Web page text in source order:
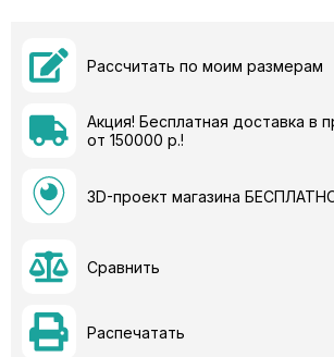
Рассчитать по моим размерам
Акция! Бесплатная доставка в
от 150000 р.!
3D-проект магазина
Сравнить
Распечатать